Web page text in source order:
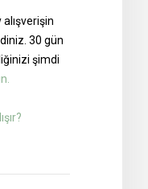
alışverişin
30 gün
şimdi